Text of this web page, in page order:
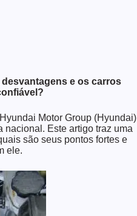
e os carros
Motor Group (Hyundai)
nacional. Este artigo traz uma
são seus pontos fortes e
ele.